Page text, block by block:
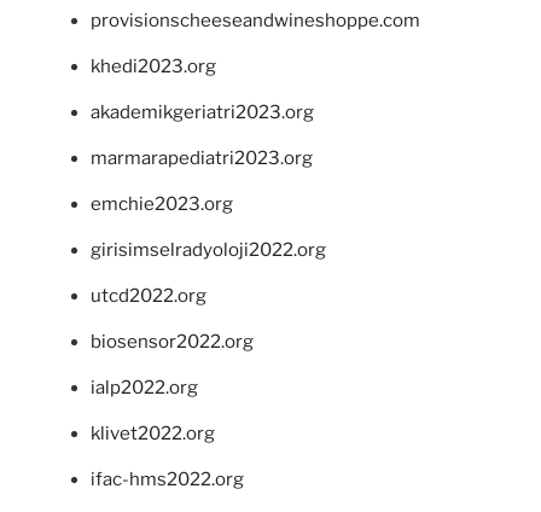
provisionscheeseandwineshoppe.com
khedi2023.org
akademikgeriatri2023.org
marmarapediatri2023.org
emchie2023.org
girisimselradyoloji2022.org
utcd2022.org
biosensor2022.org
ialp2022.org
klivet2022.org
ifac-hms2022.org